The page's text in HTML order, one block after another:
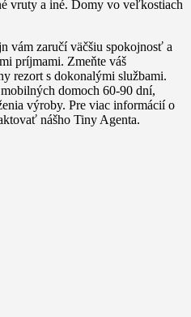
vruty a iné. Domy vo veľkostiach
vám zaručí väčšiu spokojnosť a
príjmami. Zmeňte váš
rezort s dokonalými službami.
domoch 60-90 dní,
výroby. Pre viac informácií o
nášho Tiny Agenta.